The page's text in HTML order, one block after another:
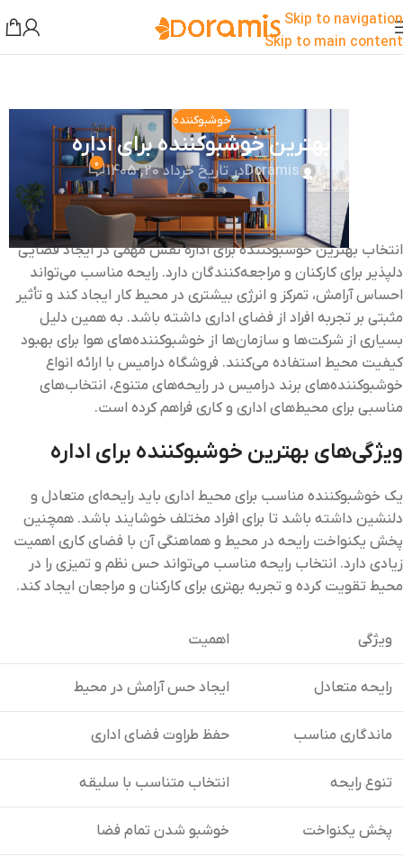
Skip to navigation
Skip to main content
خوشبوکننده
بهترین خوشبوکننده برای اداره
Doramisدر تاریخ خرداد 20, 1405 0
انتخاب بهترین خوشبوکننده برای اداره نقش مهمی در ایجاد فضایی
دلپذیر برای کارکنان و مراجعه‌کنندگان دارد. رایحه مناسب می‌تواند
احساس آرامش، تمرکز و انرژی بیشتری در محیط کار ایجاد کند و تأثیر
مثبتی بر تجربه افراد از فضای اداری داشته باشد. به همین دلیل
بسیاری از شرکت‌ها و سازمان‌ها از خوشبوکننده‌های هوا برای بهبود
کیفیت محیط استفاده می‌کنند. فروشگاه درامیس با ارائه انواع
خوشبوکننده‌های برند درامیس در رایحه‌های متنوع، انتخاب‌های
مناسبی برای محیط‌های اداری و کاری فراهم کرده است.
ویژگی‌های بهترین خوشبوکننده برای اداره
یک خوشبوکننده مناسب برای محیط اداری باید رایحه‌ای متعادل و
دلنشین داشته باشد تا برای افراد مختلف خوشایند باشد. همچنین
پخش یکنواخت رایحه در محیط و هماهنگی آن با فضای کاری اهمیت
زیادی دارد. انتخاب رایحه مناسب می‌تواند حس نظم و تمیزی را در
محیط تقویت کرده و تجربه بهتری برای کارکنان و مراجعان ایجاد کند.
ویژگی اهمیت
رایحه متعادل ایجاد حس آرامش در محیط
ماندگاری مناسب حفظ طراوت فضای اداری
تنوع رایحه انتخاب متناسب با سلیقه
پخش یکنواخت خوشبو شدن تمام فضا